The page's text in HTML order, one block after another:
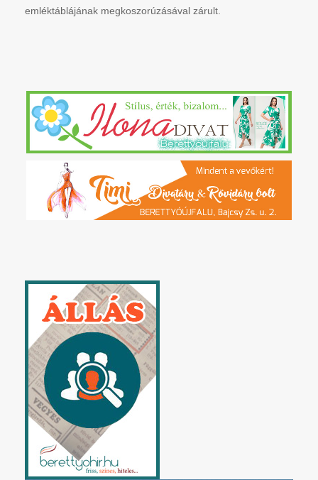
emléktáblájának megkoszorúzásával zárult.